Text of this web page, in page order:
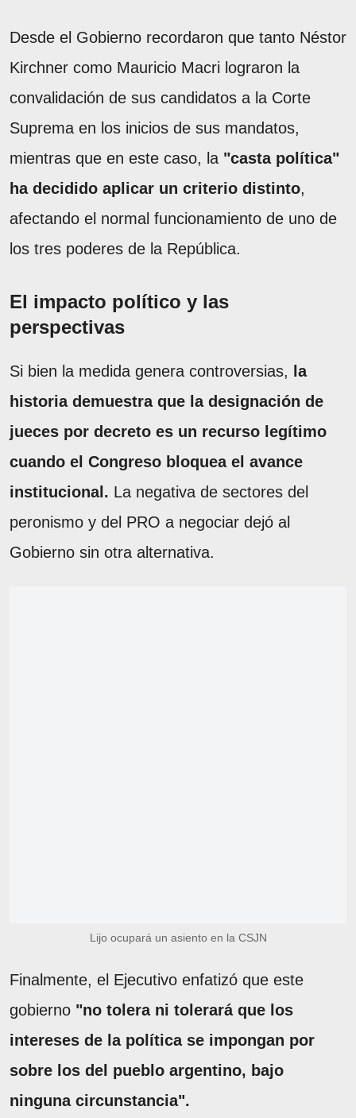
Desde el Gobierno recordaron que tanto Néstor
Kirchner como Mauricio Macri lograron la
convalidación de sus candidatos a la Corte
Suprema en los inicios de sus mandatos,
mientras que en este caso, la "casta política"
ha decidido aplicar un criterio distinto,
afectando el normal funcionamiento de uno de
los tres poderes de la República.
El impacto político y las
perspectivas
Si bien la medida genera controversias, la
historia demuestra que la designación de
jueces por decreto es un recurso legítimo
cuando el Congreso bloquea el avance
institucional. La negativa de sectores del
peronismo y del PRO a negociar dejó al
Gobierno sin otra alternativa.
Lijo ocupará un asiento en la CSJN
Finalmente, el Ejecutivo enfatizó que este
gobierno "no tolera ni tolerará que los
intereses de la política se impongan por
sobre los del pueblo argentino, bajo
ninguna circunstancia".